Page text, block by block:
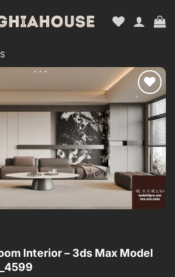
Add to
wishlist
Interior – 3ds Max Model